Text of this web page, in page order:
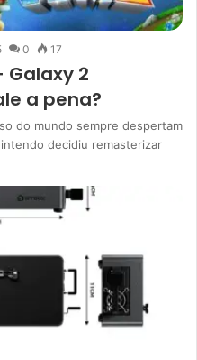
0 17
Galaxy 2
a pena?
do mundo sempre despertam
decidiu remasterizar